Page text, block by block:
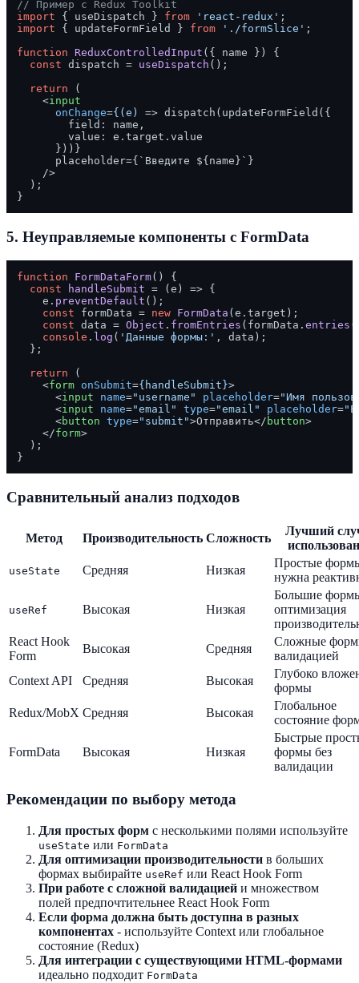
// Пример с Redux Toolkit
import { useDispatch } from 'react-redux'
import { updateFormField } from './formSlice' ;
function
ReduxControlledInput ( { name } ) {
const dispatch = useDispatch ();
return (
<input
onChange={(e) => dispatch(updateFormField({
        field: name,
        value: e.target.value
      }))}
      placeholder={`Введите ${name}`}
    />
  );
5. Неуправляемые компоненты с FormData
function FormDataForm( ) {
const
handleSubmit = ( e ) => {
    e.
preventDefault ();
const formData = new FormData (e. target );
const data = Object . fromEntries (formData. entries
console . log ( 'Данные формы:' , data);
  };
return (
<form onSubmit={handleSubmit}>
<input name="username" placeholder="Имя
<input name="email" type="email" placeholder=
<button type="submit">Отправить</ button>
</form>
  );
Сравнительный анализ подходов
Метод Производительность Сложность
Лучший
useState Средняя Низкая
Простые
нужна
useRef Высокая Низкая
Большие
оптимизация
React Hook
Form
Высокая Средняя
Сложные
валидацией
Context API
Средняя Высокая
Глубоко
формы
Redux/MobX Средняя Высокая
Глобальное
состояние
FormData Высокая Низкая
Быстрые
формы без
валидации
Рекомендации по выбору метода
Для простых форм с несколькими полями используйте
useState или FormData
Для оптимизации производительности в больших
формах выбирайте useRef или React Hook Form
При работе с сложной валидацией и множеством
полей предпочтительнее React Hook Form
Если форма должна быть доступна в разных
компонентах - используйте Context или глобальное
состояние (Redux)
Для интеграции с существующими HTML-формами
идеально подходит FormData